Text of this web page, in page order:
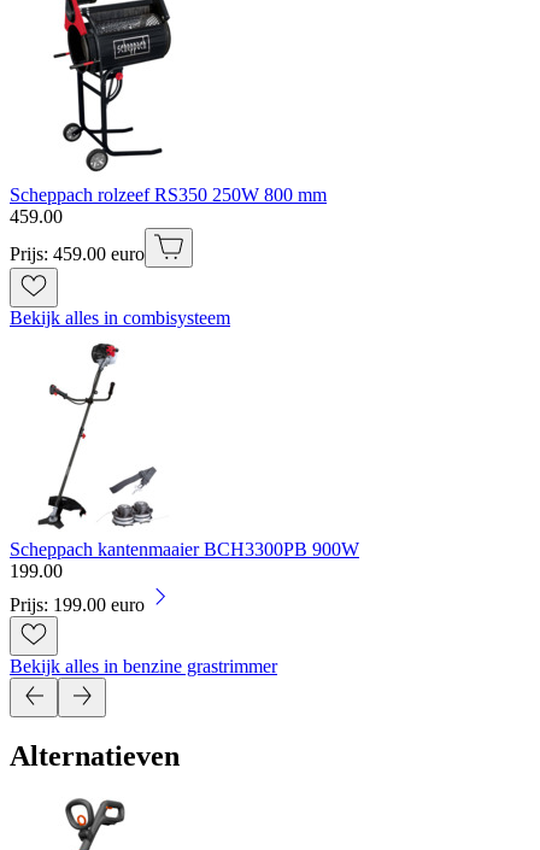
Scheppach rolzeef RS350 250W 800 mm
459.00
Prijs: 459.00 euro
Bekijk alles in combisysteem
Scheppach kantenmaaier BCH3300PB 900W
199.00
Prijs: 199.00 euro
Bekijk alles in benzine grastrimmer
Alternatieven